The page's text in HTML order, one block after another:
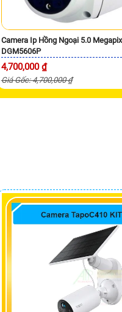
Camera Ip Hồng Ngoại 5.0
DGM5606P
4,700,000 ₫
Giá Gốc: 4,700,000 ₫